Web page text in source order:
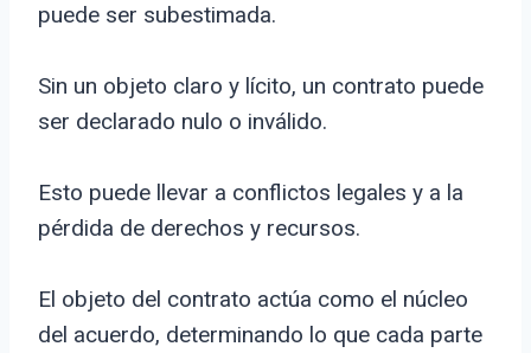
puede ser subestimada.
Sin un objeto claro y lícito, un contrato puede
ser declarado nulo o inválido.
Esto puede llevar a conflictos legales y a la
pérdida de derechos y recursos.
El objeto del contrato actúa como el núcleo
del acuerdo, determinando lo que cada parte